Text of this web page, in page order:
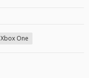
Xbox One